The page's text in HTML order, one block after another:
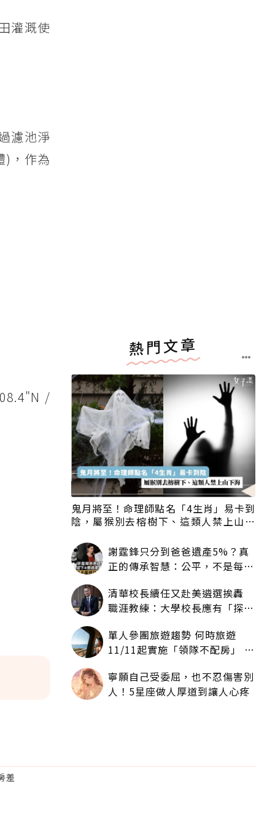
灌溉使
濾池淨
)，作為
/
熱門文章
鬼月將至！命理師點名「4生肖」易卡到
陰，屬猴別去榕樹下、這類人禁上山下
謝霆鋒只分到爸爸遺產5%？真
正的傳承智慧：公平，不是每個
清華校長續任又赴美遴選挨轟
職涯教練：大學校長應有「探
單人參團旅遊趨勢 何時旅遊
11/11起實施「領隊不配房」 落
寧願自己受委屈，也不忍傷害別
人！5星座做人厚道到讓人心疼
差